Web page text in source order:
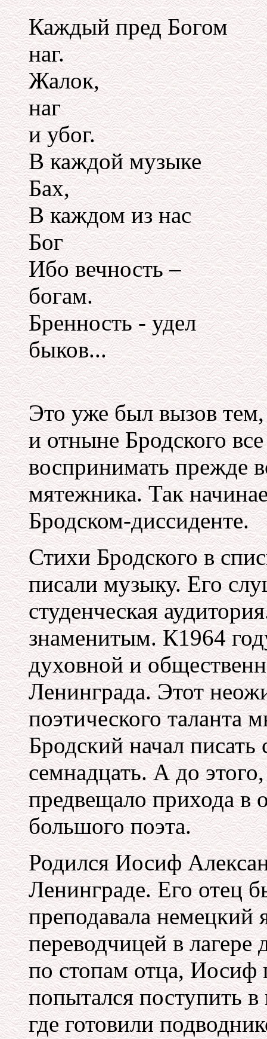
Каждый пред Богом
наг.
Жалок,
наг
и убог.
В каждой музыке
Бах,
В каждом из нас
Бог
Ибо вечность –
богам.
Бренность - удел
быков...
Это уже был вызов
и отныне Бродского
воспринимать прежде
мятежника. Так
Бродском-диссиденте.
Стихи Бродского в
писали музыку. Его
студенческая
знаменитым. К1964
духовной и
Ленинграда. Этот
поэтического таланта
Бродский начал писать
семнадцать. А до
предвещало прихода в
большого поэта.
Родился Иосиф
Ленинграде. Его отец
преподавала немецкий
переводчицей в
по стопам отца, Иосиф
попытался поступить
где готовили